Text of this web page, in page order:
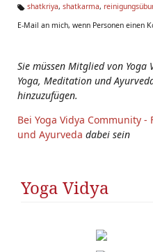
g
shatkriya, shatkarma,
E-Mail an mich, wenn Personen einen
Sie müssen Mitglied von
Yoga, Meditation und
hinzuzufügen.
Bei Yoga Vidya Community
und Ayurveda dabei sein
Yoga Vidya